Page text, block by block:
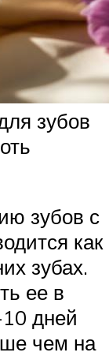
зубов
зубов с
как
зубах.
ее в
дней
чем на